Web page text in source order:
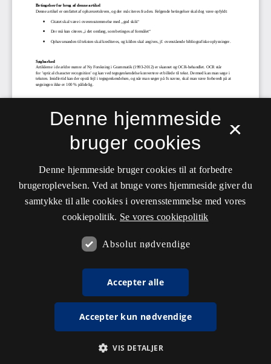
×
Denne hjemmeside
bruger cookies
Denne hjemmeside bruger cookies til at forbedre
brugeroplevelsen. Ved at bruge vores hjemmeside giver du
samtykke til alle cookies i overensstemmelse med vores
cookiepolitik. Se vores cookiepolitik
Absolut nødvendige
Accepter alle
Accepter kun nødvendige
VIS DETALJER